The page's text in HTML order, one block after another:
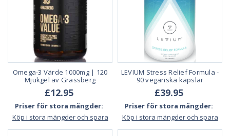
Omega-3 Värde 1000mg | 120
Mjukgel av Grassberg
£12.95
Priser för stora mängder:
Köp i stora mängder och spara
LEVIUM Stress Relief Formula -
90 veganska kapslar
£39.95
Priser för stora mängder:
Köp i stora mängder och spara